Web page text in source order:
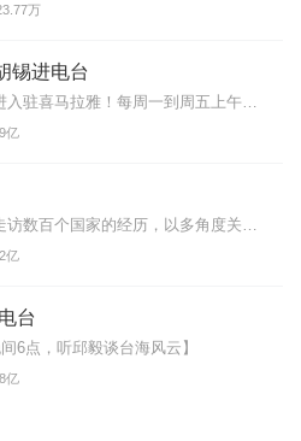
万
锡进电台
老胡来了！胡锡进入驻喜马拉雅！每周一到周五上午喜马拉雅独家呈现，胡锡进为全网听众拨开重重迷雾，听...
亿
张维为通过自己走访数百个国家的经历，以多角度关注世界政局变化，跟进社会热门话题，见微知著的分析国...
亿
台
6点，听邱毅谈台海风云】
亿